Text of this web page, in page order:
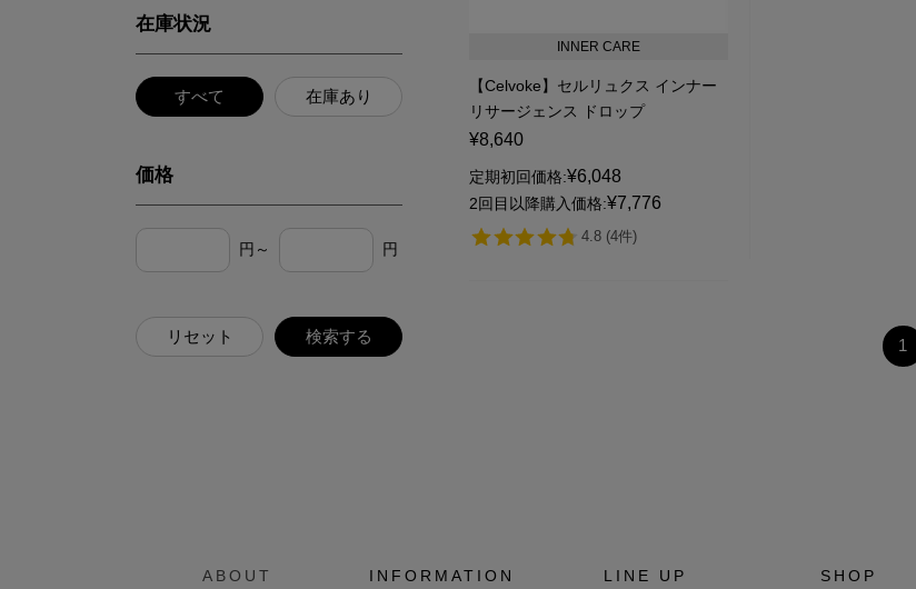
在庫状況
すべて 在庫あり
価格
円～ 円
リセット 検索する
INNER CARE
【Celvoke】セルリュクス インナー
リサージェンス ドロップ
¥8,640
定期初回価格:¥6,048
2回目以降購入価格:¥7,776
1
ABOUT INFORMATION LINE UP SHOP